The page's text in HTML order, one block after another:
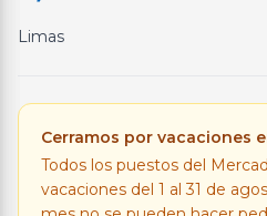
Limas
Cerramos por vacaciones
Todos los puestos del
vacaciones del 1 al 31 de